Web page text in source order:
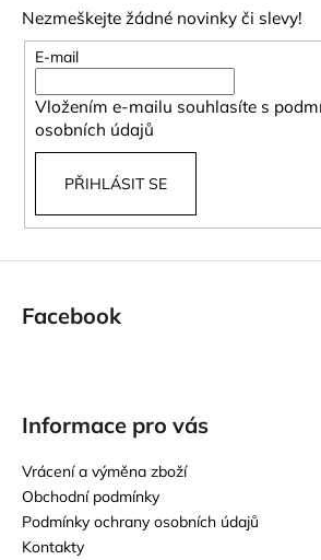
Nezmeškejte žádné novinky či slevy!
E-mail
Vložením e-mailu souhlasíte s
osobních údajů
PŘIHLÁSIT SE
Facebook
Informace pro vás
Vrácení a výměna zboží
Obchodní podmínky
Podmínky ochrany osobních údajů
Kontakty